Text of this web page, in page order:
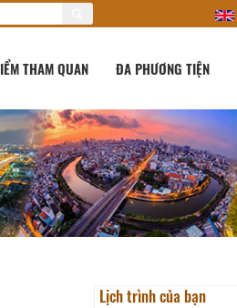
THAM QUAN ĐA PHƯƠNG TIỆN
Lịch trình của bạn